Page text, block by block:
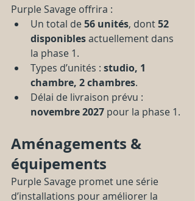
Purple Savage offrira :
Un total de 56 unités, dont 52
disponibles actuellement dans
la phase 1.
Types d’unités : studio, 1
chambre, 2 chambres.
Délai de livraison prévu :
novembre 2027 pour la phase 1.
Aménagements &
équipements
Purple Savage promet une série
d’installations pour améliorer la